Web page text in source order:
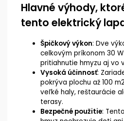
Hlavné výhody,
tento elektrický
Špičkový výkon: Dve
celkovým príkonom 30
pritiahnutie hmyzu aj vo
Vysoká účinnosť:
pokrýva plochu až 100
veľké haly, reštaurácie
terasy.
Bezpečné použitie: